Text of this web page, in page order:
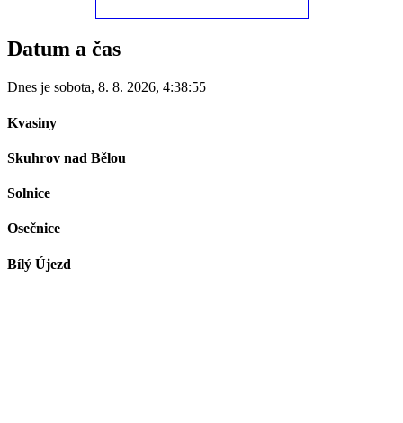
Datum a čas
Dnes je sobota, 8. 8. 2026, 4:38:55
Kvasiny
Skuhrov nad Bělou
Solnice
Osečnice
Bílý Újezd